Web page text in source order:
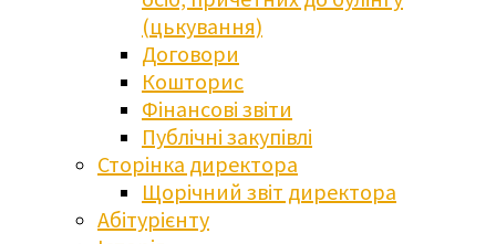
(цькування)
Договори
Кошторис
Фінансові звіти
Публічні закупівлі
Сторінка директора
Щорічний звіт директора
Абітурієнту